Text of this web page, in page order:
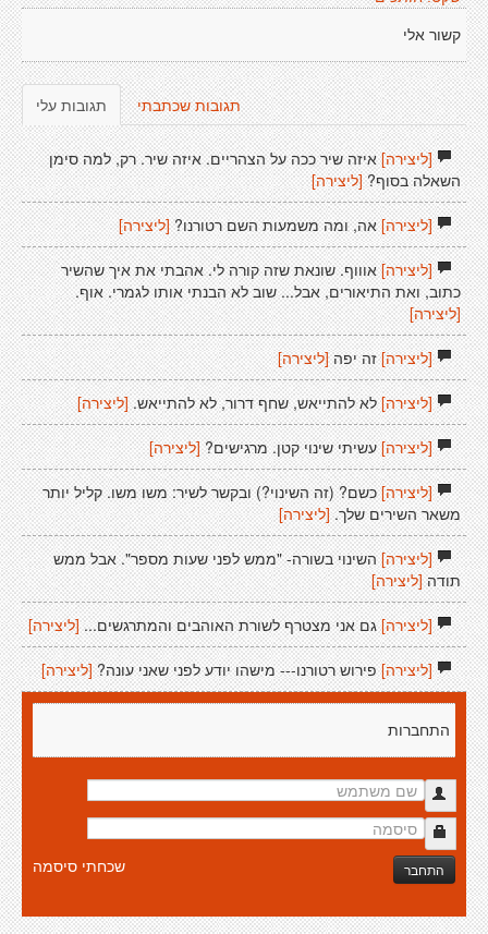
קשור אלי
תגובות עלי תגובות שכתבתי
[ליצירה]איזה שיר ככה על הצהריים. איזה שיר. רק, למה סימן
השאלה בסוף? [ליצירה]
[ליצירה]אה, ומה משמעות השם רטורנו? [ליצירה]
[ליצירה]אוווף. שונאת שזה קורה לי. אהבתי את איך שהשיר
כתוב, ואת התיאורים, אבל... שוב לא הבנתי אותו לגמרי. אוף.
[ליצירה]
[ליצירה]זה יפה[ליצירה]
[ליצירה]לא להתייאש, שחף דרור, לא להתייאש. [ליצירה]
[ליצירה]עשיתי שינוי קטן. מרגישים? [ליצירה]
[ליצירה]כשם? (זה השינוי?) ובקשר לשיר: משו משו. קליל יותר
משאר השירים שלך. [ליצירה]
[ליצירה]השינוי בשורה- "ממש לפני שעות מספר". אבל ממש
תודה [ליצירה]
[ליצירה]גם אני מצטרף לשורת האוהבים והמתרגשים... [ליצירה]
[ליצירה]פירוש רטורנו--- מישהו יודע לפני שאני עונה? [ליצירה]
התחברות
התחבר שכחתי סיסמה